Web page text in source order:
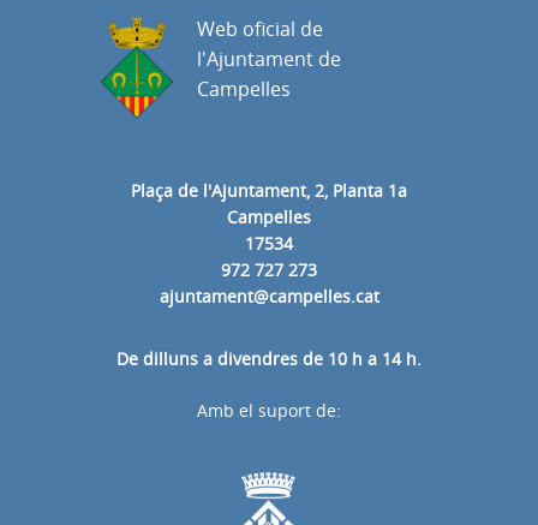
Plaça de l'Ajuntament, 2, Planta 1a
Campelles
17534
972 727 273
ajuntament@campelles.cat
De dilluns a divendres de 10 h a 14 h.
Web oficial de
l'Ajuntament de
Campelles
Amb el suport de: